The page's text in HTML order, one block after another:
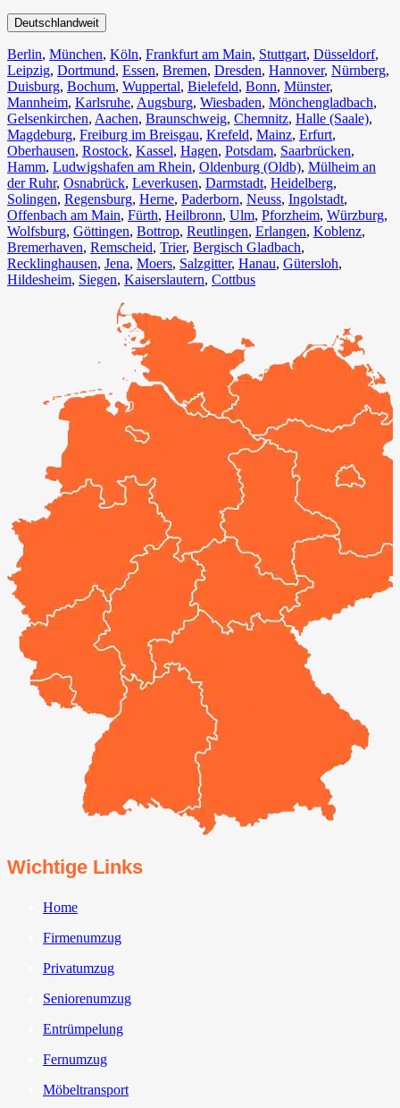
Deutschlandweit
Berlin⁠, München, Köln⁠, Frankfurt am Main, Stuttgart, Düsseldorf,
Leipzig, Dortmund, Essen, Bremen, Dresden, Hannover, Nürnberg,
Duisburg⁠, Bochum, Wuppertal⁠, Bielefeld⁠, Bonn⁠, Münster⁠,
Mannheim, Karlsruhe, Augsburg, Wiesbaden⁠, Mönchengladbach⁠,
Gelsenkirchen⁠, Aachen⁠, Braunschweig, Chemnitz⁠, Halle (Saale)⁠,
Magdeburg, Freiburg im Breisgau⁠, Krefeld⁠, Mainz⁠, Erfurt,
Oberhausen⁠, Rostock⁠, Kassel⁠, Hagen, Potsdam, Saarbrücken⁠,
Hamm, Ludwigshafen am Rhein⁠, Oldenburg (Oldb), Mülheim an
der Ruhr, Osnabrück⁠, Leverkusen, Darmstadt⁠, Heidelberg,
Solingen, Regensburg, Herne⁠, Paderborn, Neuss, Ingolstadt,
Offenbach am Main, Fürth⁠, Heilbronn, Ulm⁠, Pforzheim, Würzburg,
Wolfsburg⁠, Göttingen, Bottrop, Reutlingen, Erlangen⁠, Koblenz,
Bremerhaven⁠, Remscheid, Trier⁠, Bergisch Gladbach,
Recklinghausen, Jena⁠, Moers⁠, Salzgitter⁠, Hanau, Gütersloh,
Hildesheim⁠, Siegen⁠, Kaiserslautern⁠, Cottbus⁠
Wichtige Links
Home
Firmenumzug
Privatumzug
Seniorenumzug
Entrümpelung
Fernumzug
Möbeltransport